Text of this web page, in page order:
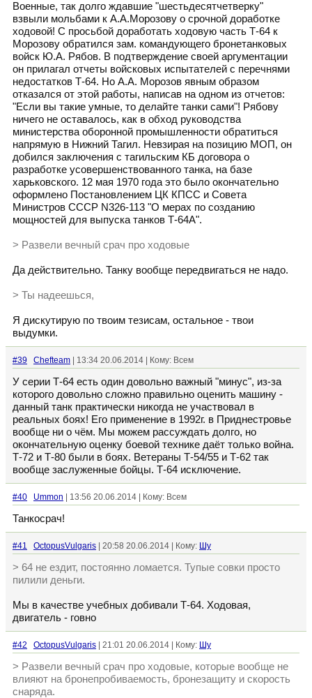
Военные, так долго ждавшие "шестьдесятчетверку"
взвыли мольбами к А.А.Морозову о срочной доработке
ходовой! С просьбой доработать ходовую часть Т-64 к
Морозову обратился зам. командующего бронетанковых
войск Ю.А. Рябов. В подтверждение своей аргументации
он прилагал отчеты войсковых испытателей с перечнями
недостатков Т-64. Но А.А. Морозов явным образом
отказался от этой работы, написав на одном из отчетов:
"Если вы такие умные, то делайте танки сами"! Рябову
ничего не оставалось, как в обход руководства
министерства оборонной промышленности обратиться
напрямую в Нижний Тагил. Невзирая на позицию МОП, он
добился заключения с тагильским КБ договора о
разработке усовершенствованного танка, на базе
харьковского. 12 мая 1970 года это было окончательно
оформлено Постановлением ЦК КПСС и Совета
Министров СССР N326-113 "О мерах по созданию
мощностей для выпуска танков Т-64А".
> Развели вечный срач про ходовые
Да действительно. Танку вообще передвигаться не надо.
> Ты надеешься,
Я дискутирую по твоим тезисам, остальное - твои
выдумки.
#39 Chefteam | 13:34 20.06.2014 | Кому: Всем
У серии Т-64 есть один довольно важный "минус", из-за
которого довольно сложно правильно оценить машину -
данный танк практически никогда не участвовал в
реальных боях! Его применение в 1992г. в Приднестровье
вообще ни о чём. Мы можем рассуждать долго, но
окончательную оценку боевой технике даёт только война.
Т-72 и Т-80 были в боях. Ветераны Т-54/55 и Т-62 так
вообще заслуженные бойцы. Т-64 исключение.
#40 Ummon | 13:56 20.06.2014 | Кому: Всем
Танкосрач!
#41 OctopusVulgaris | 20:58 20.06.2014 | Кому: Шу
> 64 не ездит, постоянно ломается. Тупые совки просто
пилили деньги.
Мы в качестве учебных добивали Т-64. Ходовая,
двигатель - говно
#42 OctopusVulgaris | 21:01 20.06.2014 | Кому: Шу
> Развели вечный срач про ходовые, которые вообще не
влияют на бронепробиваемость, бронезащиту и скорость
снаряда.